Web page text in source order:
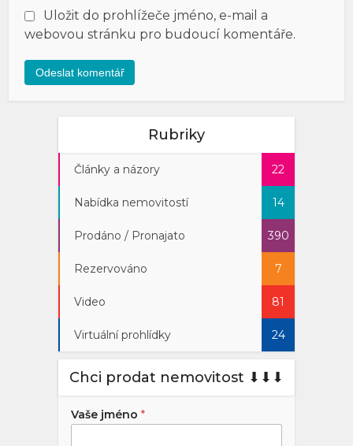
Uložit do prohlížeče jméno, e-mail a
webovou stránku pro budoucí komentáře.
Rubriky
Články a názory 22
Nabídka nemovitostí 14
Prodáno / Pronajato 390
Rezervováno 7
Video 81
Virtuální prohlídky 24
Chci prodat nemovitost ⬇︎⬇︎⬇︎
Vaše jméno *